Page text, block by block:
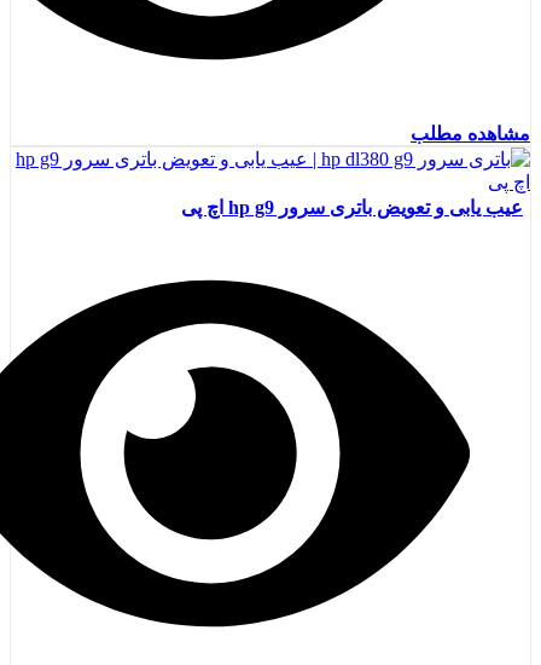
مشاهده مطلب
عیب یابی و تعویض باتری سرور hp g9 اچ پی